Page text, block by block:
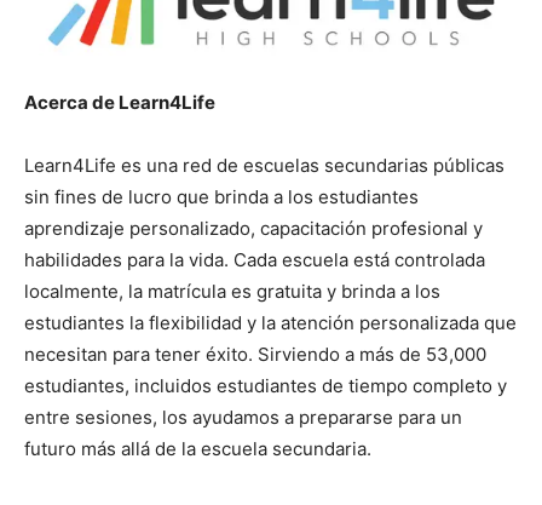
Acerca de Learn4Life
Learn4Life es una red de escuelas secundarias públicas
sin fines de lucro que brinda a los estudiantes
aprendizaje personalizado, capacitación profesional y
habilidades para la vida. Cada escuela está controlada
localmente, la matrícula es gratuita y brinda a los
estudiantes la flexibilidad y la atención personalizada que
necesitan para tener éxito. Sirviendo a más de 53,000
estudiantes, incluidos estudiantes de tiempo completo y
entre sesiones, los ayudamos a prepararse para un
futuro más allá de la escuela secundaria.